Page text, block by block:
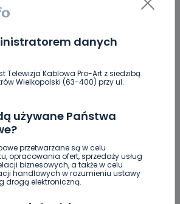
danych
Telewizja Kablowa Pro-Art z siedzibą
Wielkopolski (63-400) przy ul.
używane Państwa
przetwarzane są w celu
opracowania ofert, sprzedaży usług
biznesowych, a także w celu
handlowych w rozumieniu ustawy
drogą elektroniczną.
Dzień Kobiet w gminie
Barczak